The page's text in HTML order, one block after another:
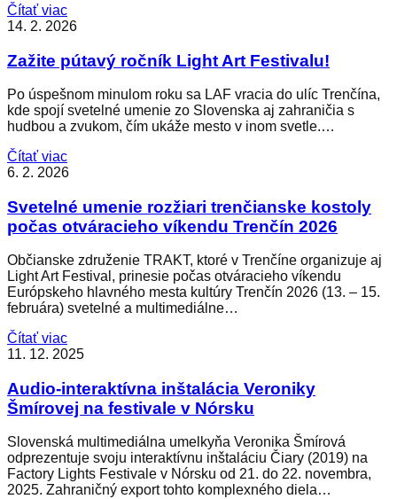
Čítať viac
14. 2. 2026
Zažite pútavý ročník Light Art Festivalu!
Po úspešnom minulom roku sa LAF vracia do ulíc Trenčína,
kde spojí svetelné umenie zo Slovenska aj zahraničia s
hudbou a zvukom, čím ukáže mesto v inom svetle.…
Čítať viac
6. 2. 2026
Svetelné umenie rozžiari trenčianske kostoly
počas otváracieho víkendu Trenčín 2026
Občianske združenie TRAKT, ktoré v Trenčíne organizuje aj
Light Art Festival, prinesie počas otváracieho víkendu
Európskeho hlavného mesta kultúry Trenčín 2026 (13. – 15.
februára) svetelné a multimediálne…
Čítať viac
11. 12. 2025
Audio-interaktívna inštalácia Veroniky
Šmírovej na festivale v Nórsku
Slovenská multimediálna umelkyňa Veronika Šmírová
odprezentuje svoju interaktívnu inštaláciu Čiary (2019) na
Factory Lights Festivale v Nórsku od 21. do 22. novembra,
2025. Zahraničný export tohto komplexného diela…